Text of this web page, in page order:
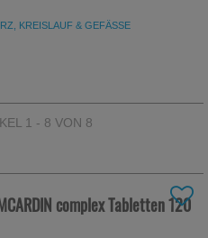
KREISLAUF & GEFÄSSE
1 - 8 VON 8
complex Tabletten120